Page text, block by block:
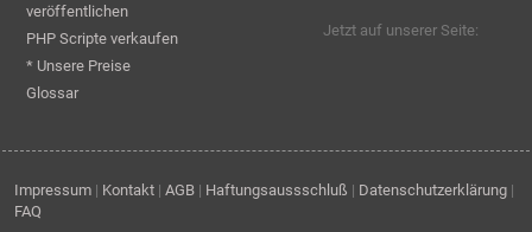
veröffentlichen
PHP Scripte verkaufen
* Unsere Preise
Glossar
Jetzt auf unserer Seite:
Impressum | Kontakt | AGB | Haftungsaussschluß | Datenschutzerklärung |
FAQ